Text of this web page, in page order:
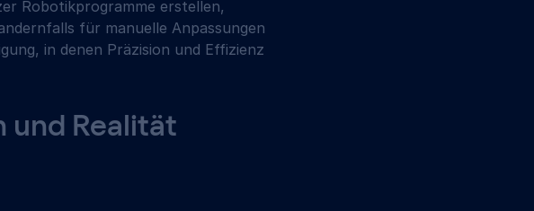
Robotikprogramme erstellen,
für manuelle Anpassungen
in denen Präzision und Effizienz
und Realität